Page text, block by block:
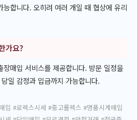
능합니다. 오히려 여러 개일 때 협상에 유리
가요?
장매입 서비스를 제공합니다. 방문 일정을
일 감정과 입금까지 가능합니다.
입 #로렉스시세 #중고롤렉스 #명품시계매입